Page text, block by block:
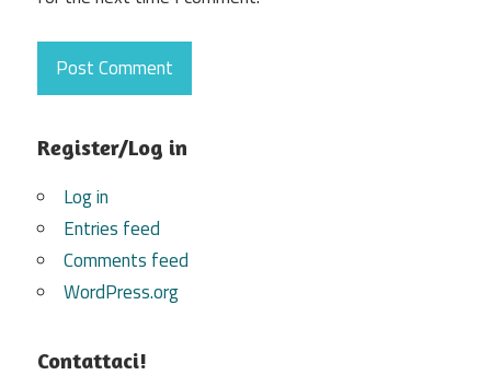
Register/Log in
Log in
Entries feed
Comments feed
WordPress.org
Contattaci!